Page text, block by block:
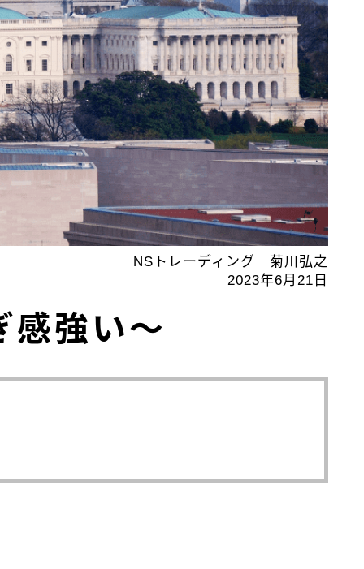
NSトレーディング 菊川弘之
2023年6月21日
感強い～